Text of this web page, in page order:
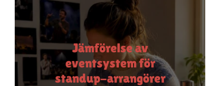
Jämförelse av
eventsystem för
standup-arrangörer